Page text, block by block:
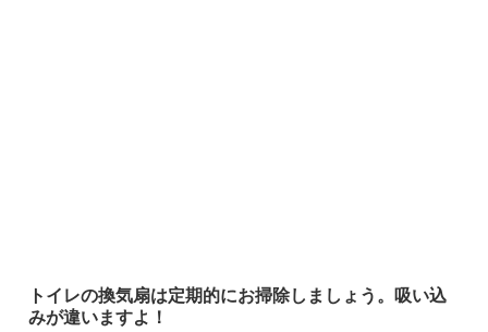
トイレの換気扇は定期的にお掃除しましょう。吸い込
みが違いますよ！